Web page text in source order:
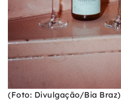
(Foto: Divulgação/Bia Braz)